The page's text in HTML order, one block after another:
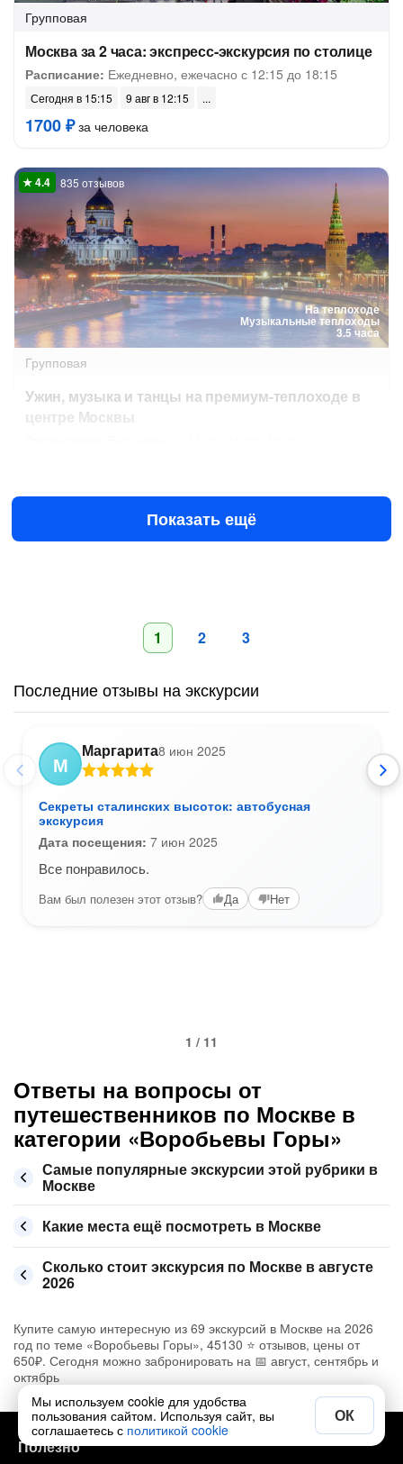
Групповая
Москва за 2 часа: экспресс-экскурсия по столице
Расписание: Ежедневно, ежечасно с 12:15 до 18:15
Сегодня в 15:15 9 авг в 12:15
1700 ₽за человека
На теплоходе
Музыкальные теплоходы
3.5 часа
835 отзывов
Групповая
Ужин, музыка и танцы на премиум-теплоходе в
центре Москвы
1190 ₽за человека
Показать ещё
1 2 3
Последние отзывы на экскурсии
М
Маргарита8 июн 2025
Секреты сталинских высоток: автобусная
экскурсия
Дата посещения: 7 июн 2025
Все понравилось.
Вам был полезен этот отзыв? Да Нет
1 / 11
Ответы на вопросы от
путешественников по Москве в
категории «Воробьевы Горы»
Самые популярные экскурсии этой рубрики в
Москве
Какие места ещё посмотреть в Москве
Сколько стоит экскурсия по Москве в августе
2026
Купите самую интересную из 69 экскурсий в Москве на 2026
год по теме «Воробьевы Горы», 45130 ⭐ отзывов, цены от
650₽. Сегодня можно забронировать на 📅 август, сентябрь и
октябрь
Полезно
Мы используем cookie для удобства
пользования сайтом. Используя сайт, вы
соглашаетесь с политикой cookie
ОК